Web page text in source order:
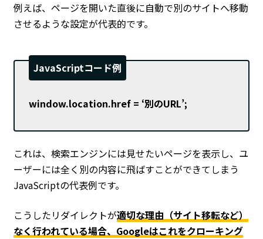
例えば、ページを開いた直後に自動で別のサイトへ移動
させるような設定が代表的です。
JavaScriptコード例
window.location.href = ‘別のURL’;
これは、検索エンジンには見せたいページを表示し、ユ
ーザーには全く別の内容に飛ばすことができてしまう
JavaScriptの代表例です。
こうしたリダイレクトが適切な理由（サイト移転など）
なく行われている場合、Googleはこれをクローキング